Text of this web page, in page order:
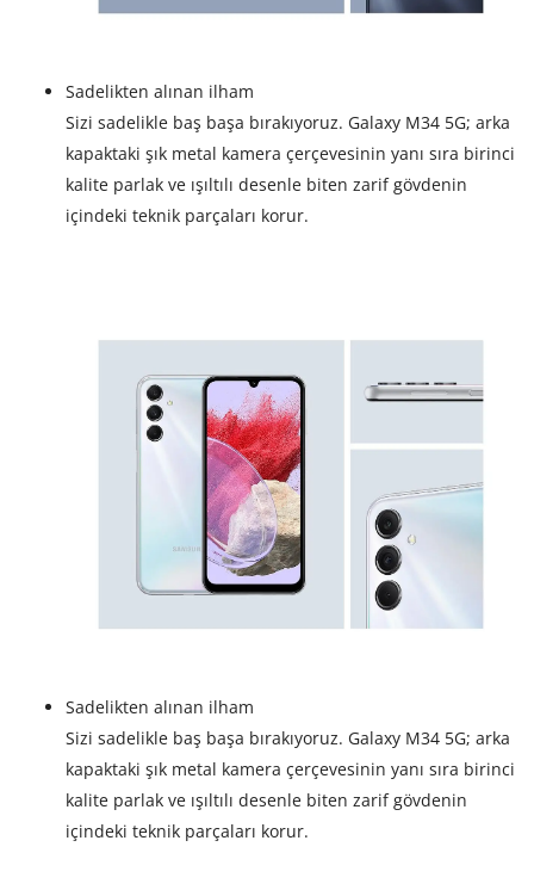
Sadelikten alınan ilham
Sizi sadelikle baş başa bırakıyoruz. Galaxy M34 5G; arka
kapaktaki şık metal kamera çerçevesinin yanı sıra birinci
kalite parlak ve ışıltılı desenle biten zarif gövdenin
içindeki teknik parçaları korur.
Sadelikten alınan ilham
Sizi sadelikle baş başa bırakıyoruz. Galaxy M34 5G; arka
kapaktaki şık metal kamera çerçevesinin yanı sıra birinci
kalite parlak ve ışıltılı desenle biten zarif gövdenin
içindeki teknik parçaları korur.